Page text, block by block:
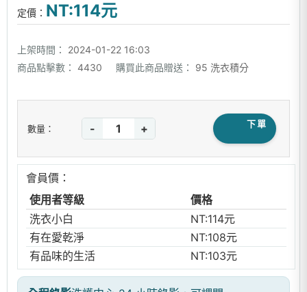
定價： NT:114元
上架時間：
2024-01-22 16:03
商品點擊數： 4430 購買此商品贈送： 95 洗衣積分
數量： - + 下單
會員價：
使用者等級
價格
洗衣小白
NT:114元
有在愛乾淨
NT:108元
有品味的生活
NT:103元